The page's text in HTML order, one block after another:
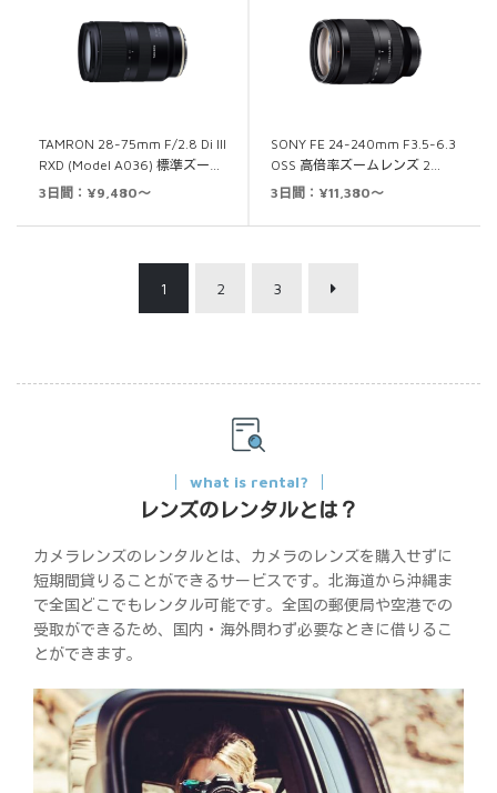
TAMRON 28-75mm F/2.8 Di III
RXD (Model A036) 標準ズー…
3日間：¥9,480～
SONY FE 24-240mm F3.5-6.3
OSS 高倍率ズームレンズ 2…
3日間：¥11,380～
1 2 3
what is rental?
レンズのレンタルとは？
カメラレンズのレンタルとは、カメラのレンズを購入せずに
短期間貸りることができるサービスです。北海道から沖縄ま
で全国どこでもレンタル可能です。全国の郵便局や空港での
受取ができるため、国内・海外問わず必要なときに借りるこ
とができます。